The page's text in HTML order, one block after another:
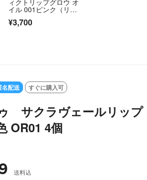
ィクトリップグロウ オ
イル 001ピンク（リッ
¥3,700
名配送 すぐに購入可
サクラヴェールリップ
OR01 4個
送料込